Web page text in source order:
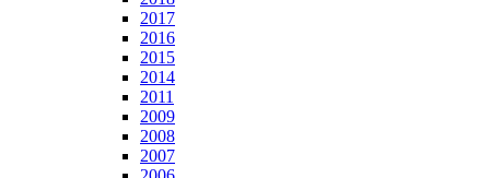
2017
2016
2015
2014
2011
2009
2008
2007